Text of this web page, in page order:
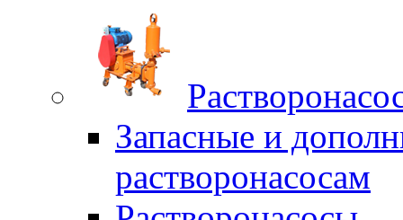
Запасные и
растворонасосам